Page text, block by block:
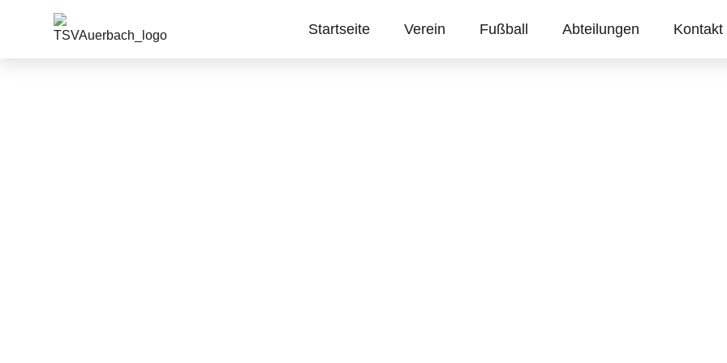
Startseite Verein Fußball Abteilungen Kontakt